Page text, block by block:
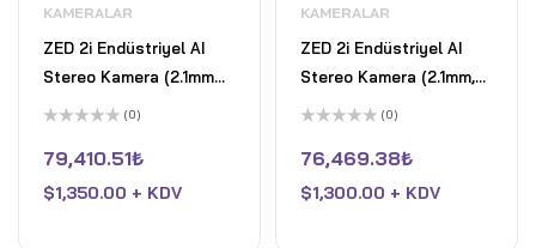
KAMERALAR
ZED 2i Endüstriyel AI
Stereo Kamera (2.1mm
Polarizeli)
üzerinden
0
aldı
(0)
79,410.51₺
$1,350.00 + KDV
KAMERALAR
ZED 2i Endüstriyel AI
Stereo Kamera (2.1mm,
1.5m kablo)
üzerinden
0
aldı
(0)
76,469.38₺
$1,300.00 + KDV